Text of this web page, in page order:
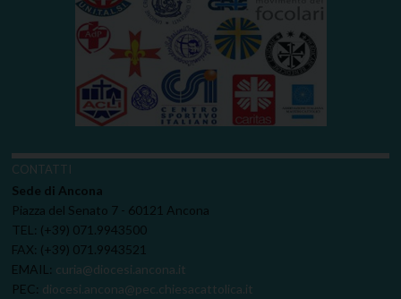
CONTATTI
Sede di Ancona
Piazza del Senato 7 - 60121 Ancona
TEL: (+39) 071.9943500
FAX: (+39) 071.9943521
EMAIL: curia@diocesi.ancona.it
PEC: diocesi.ancona@pec.chiesacattolica.it